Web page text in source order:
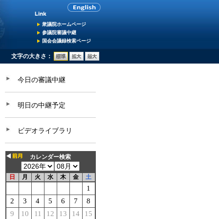
衆議院ホームページ
参議院審議中継
国会会議録検索ページ
文字の大きさ：
今日の審議中継
明日の中継予定
ビデオライブラリ
カレンダー検索
日 月 火 水 木 金 土
1
2
3 4 5 6 7
8
9
10 11 12 13 14
15